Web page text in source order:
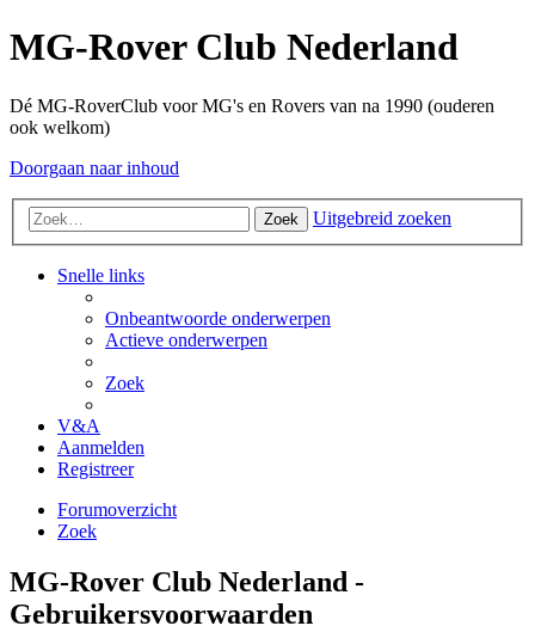
MG-Rover Club Nederland
Dé MG-RoverClub voor MG's en Rovers van na 1990 (ouderen
ook welkom)
Doorgaan naar inhoud
Zoek Uitgebreid zoeken
Snelle links
Onbeantwoorde onderwerpen
Actieve onderwerpen
Zoek
V&A
Aanmelden
Registreer
Forumoverzicht
Zoek
MG-Rover Club Nederland -
Gebruikersvoorwaarden